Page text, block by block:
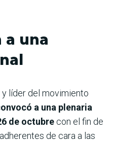
a una
líder del movimiento
a una plenaria
de octubre con el fin de
de cara a las